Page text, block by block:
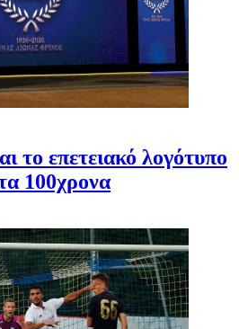
το επετειακό λογότυπο
100χρονα